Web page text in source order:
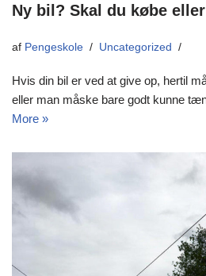
Ny bil? Skal du købe
af Pengeskole Uncategorized
Hvis din bil er ved at give op, hertil
eller man måske bare godt kunne
More »